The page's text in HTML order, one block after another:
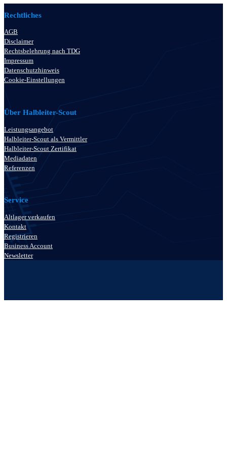
Rechtliches
AGB
Disclaimer
Rechtsbelehrung nach TDG
Impressum
Datenschutzhinweis
Cookie-Einstellungen
Über Halbleiter-Scout
Leistungsangebot
Halbleiter-Scout als Vermittler
Halbleiter-Scout Zertifikat
Mediadaten
Referenzen
Service
Altlager verkaufen
Kontakt
Registrieren
Business Account
Newsletter